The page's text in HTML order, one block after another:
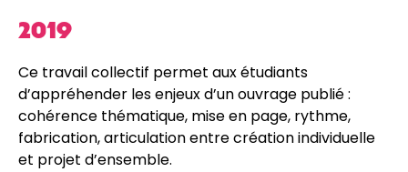
2019
Ce travail collectif permet aux étudiants
d’appréhender les enjeux d’un ouvrage publié :
cohérence thématique, mise en page, rythme,
fabrication, articulation entre création individuelle
et projet d’ensemble.